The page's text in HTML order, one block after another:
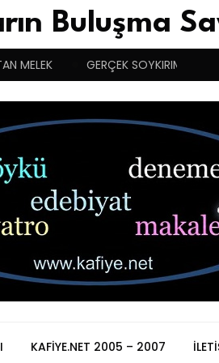
Buluşma
MELEK GERÇEK SOYKIRIMCI
KAFIYE.NET 2005 – 2007